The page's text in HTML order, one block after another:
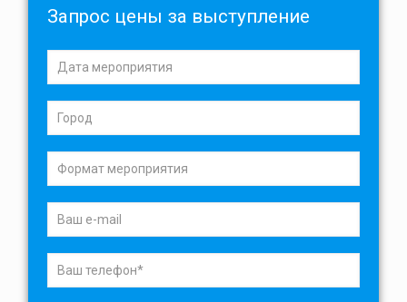
Запрос цены за выступление